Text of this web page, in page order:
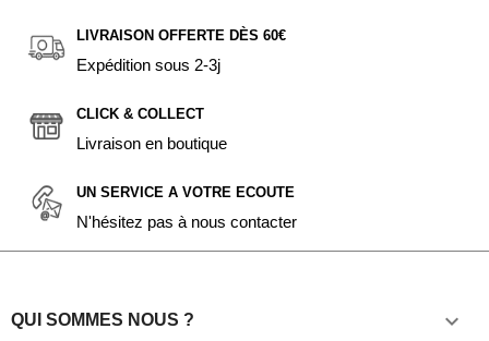
LIVRAISON OFFERTE DÈS 60€
Expédition sous 2-3j
CLICK & COLLECT
Livraison en boutique
UN SERVICE A VOTRE ECOUTE
N'hésitez pas à nous contacter
QUI SOMMES NOUS ? 